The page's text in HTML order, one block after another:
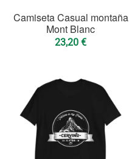
Camiseta Casual montaña
Mont Blanc
23,20 €